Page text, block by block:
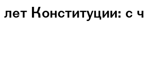
Конституции: с